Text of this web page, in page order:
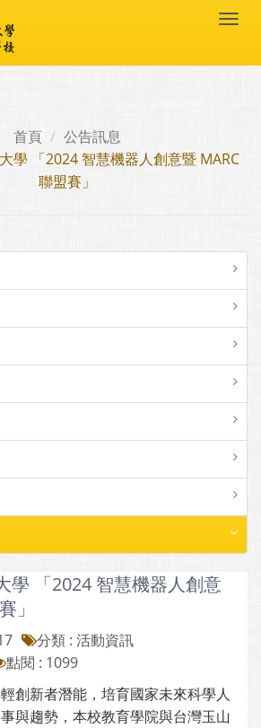
首頁
公告訊息
學 「2024 智慧機器人創意暨 MARC
聯盟賽」
學 「2024 智慧機器人創意
」
分類 : 活動資訊
點閱 : 1099
創新者潛能，培育國家未來科學人
與趨勢，本校教育學院與台灣玉山